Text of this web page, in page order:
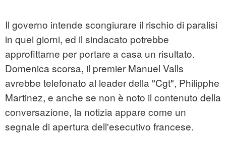
Il governo intende scongiurare il rischio di paralisi
in quei giorni, ed il sindacato potrebbe
approfittarne per portare a casa un risultato.
Domenica scorsa, il premier Manuel Valls
avrebbe telefonato al leader della "Cgt", Philipphe
Martinez, e anche se non è noto il contenuto della
conversazione, la notizia appare come un
segnale di apertura dell'esecutivo francese.